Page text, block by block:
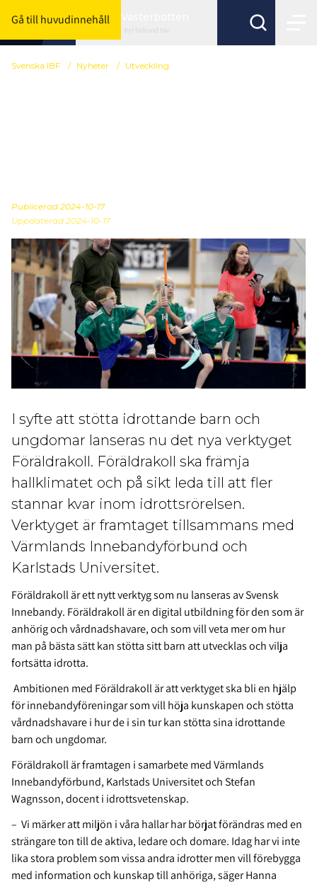
Gå till huvudinnehåll
Byt förbund här
Svenska IBF / Nyheter / Utveckling
Publicerad 2024-10-17
Uppdaterad 2024-10-17
I syfte att stötta idrottande barn och
ungdomar lanseras nu det nya verktyget
Föräldrakoll. Föräldrakoll ska främja
hallklimatet och på sikt leda till att fler
stannar kvar inom idrottsrörelsen.
Verktyget är framtaget tillsammans med
Värmlands Innebandyförbund och
Karlstads Universitet.
Föräldrakoll är ett nytt verktyg som nu lanseras av Svensk
Innebandy. Föräldrakoll är en digital utbildning för den som är
anhörig och vårdnadshavare, och som vill veta mer om hur
man på bästa sätt kan stötta sitt barn att utvecklas och vilja
fortsätta idrotta.
Ambitionen med Föräldrakoll är att verktyget ska bli en hjälp
för innebandyföreningar som vill höja kunskapen och stötta
vårdnadshavare i hur de i sin tur kan stötta sina idrottande
barn och ungdomar.
Föräldrakoll är framtagen i samarbete med Värmlands
Innebandyförbund, Karlstads Universitet och Stefan
Wagnsson, docent i idrottsvetenskap.
– Vi märker att miljön i våra hallar har börjat förändras med en
strängare ton till de aktiva, ledare och domare. Idag har vi inte
lika stora problem som vissa andra idrotter men vill förebygga
med information och kunskap till anhöriga, säger Hanna